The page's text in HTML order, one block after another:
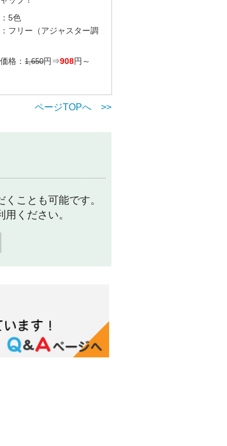
5色
フリー（アジャスター調
格：1,650円⇒908円～
ページTOPへ >>
ことも可能です。
ください。